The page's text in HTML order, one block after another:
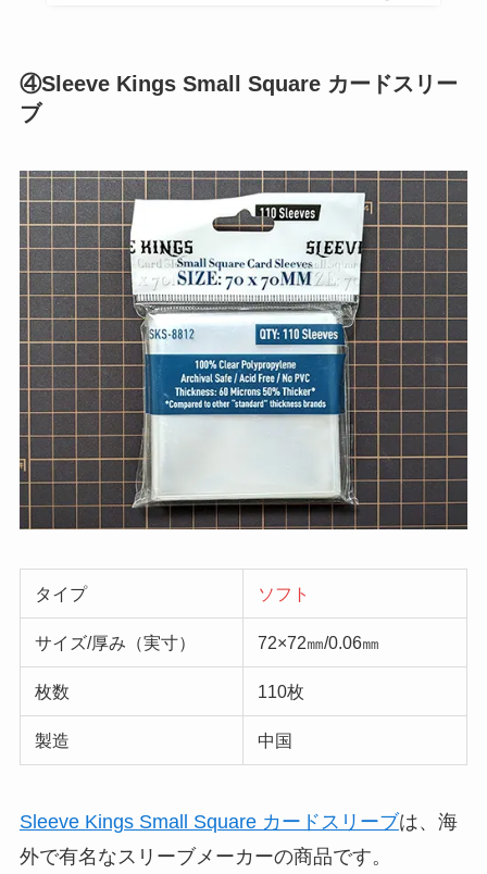
④Sleeve Kings Small Square カードスリー
ブ
タイプ ソフト
サイズ/厚み（実寸） 72×72㎜/0.06㎜
枚数 110枚
製造 中国
Sleeve Kings Small Square カードスリーブは、海
外で有名なスリーブメーカーの商品です。